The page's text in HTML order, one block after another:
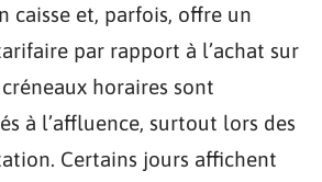
caisse et, parfois, offre un
par rapport à l’achat sur
horaires sont
à l’affluence, surtout lors des
Certains jours affichent